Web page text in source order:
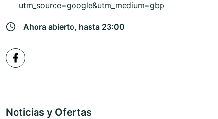
utm_source=google&utm_medium=gbp
Ahora abierto, hasta 23:00
Noticias y Ofertas